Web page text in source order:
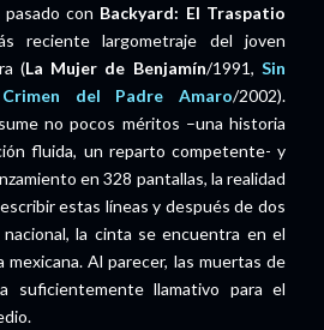
con Backyard: El Traspatio
reciente largometraje del joven
(La Mujer de Benjamín/1991,Sin
del Padre Amaro/2002).
no pocos méritos –una historia
fluida, un reparto competente- y
en 328 pantallas, la realidad
estas líneas y después de dos
nacional, la cinta se encuentra en el
mexicana. Al parecer, las muertas de
suficientemente llamativo para el